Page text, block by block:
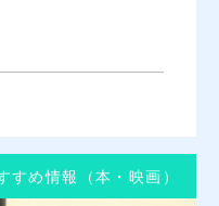
すめ情報（本・映画）